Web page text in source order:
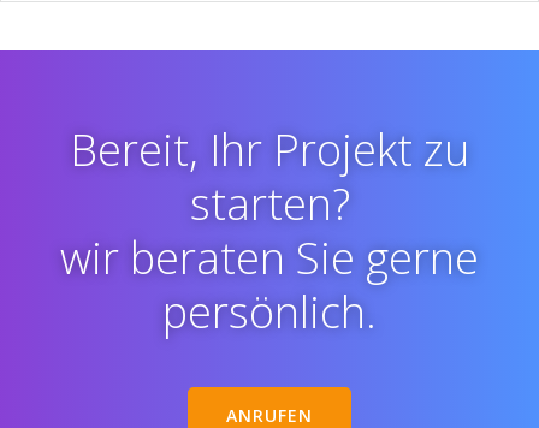
Bereit, Ihr Projekt zu
starten?
wir beraten Sie gerne
persönlich.
ANRUFEN